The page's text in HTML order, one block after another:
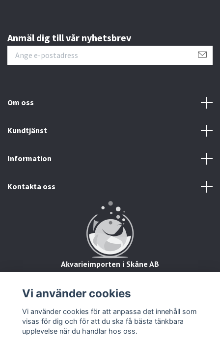
Anmäl dig till vår nyhetsbrev
Om oss
Kundtjänst
Information
Kontakta oss
Akvarieimporten i Skåne AB
28234 Tyringe
Org.nr: 559093-8832
Vi använder cookies
Vi använder cookies för att anpassa det innehåll som
visas för dig och för att du ska få bästa tänkbara
upplevelse när du handlar hos oss.